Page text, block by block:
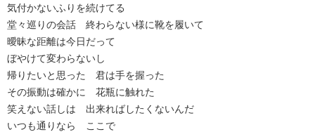
気付かないふりを続けてる
堂々巡りの会話 終わらない様に靴を履いて
曖昧な距離は今日だって
ぼやけて変わらないし
帰りたいと思った 君は手を握った
その振動は確かに 花瓶に触れた
笑えない話しは 出来ればしたくないんだ
いつも通りなら ここで